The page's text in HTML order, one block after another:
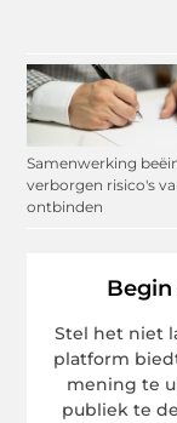
Samenwerking
verborgen risico's
ontbinden
Stel het niet
platform
mening te
publiek te